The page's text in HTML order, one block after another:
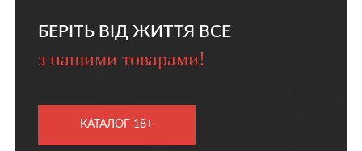
БЕРІТЬ ВІД ЖИТТЯ ВСЕ
з нашими товарами!
КАТАЛОГ 18+